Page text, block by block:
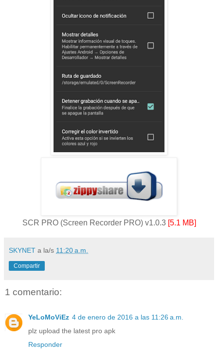
SCR PRO (Screen Recorder PRO) v1.0.3 [5.1 MB]
SKYNET a la/s 11:20 a.m.
Compartir
1 comentario:
YeLoMoViEz 4 de enero de 2016 a las 11:26 a.m.
plz upload the latest pro apk
Responder